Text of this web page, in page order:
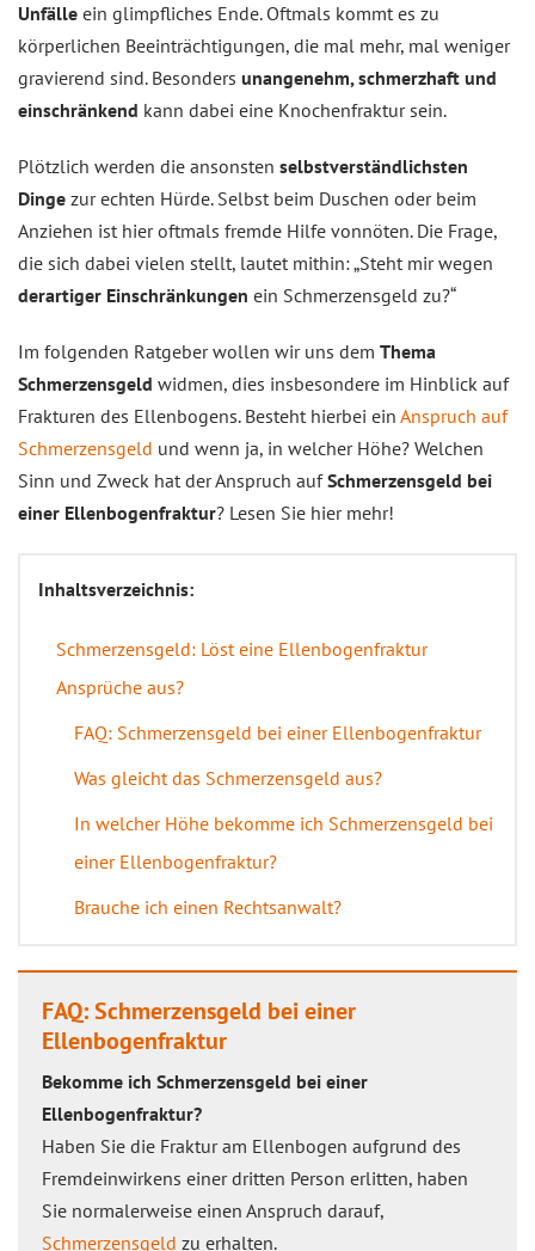
Unfälle ein glimpfliches Ende. Oftmals kommt es zu
körperlichen Beeinträchtigungen, die mal mehr, mal weniger
gravierend sind. Besonders unangenehm, schmerzhaft und
einschränkend kann dabei eine Knochenfraktur sein.
Plötzlich werden die ansonsten selbstverständlichsten
Dinge zur echten Hürde. Selbst beim Duschen oder beim
Anziehen ist hier oftmals fremde Hilfe vonnöten. Die Frage,
die sich dabei vielen stellt, lautet mithin: „Steht mir wegen
derartiger Einschränkungen ein Schmerzensgeld zu?“
Im folgenden Ratgeber wollen wir uns dem Thema
Schmerzensgeld widmen, dies insbesondere im Hinblick auf
Frakturen des Ellenbogens. Besteht hierbei ein Anspruch auf
Schmerzensgeld und wenn ja, in welcher Höhe? Welchen
Sinn und Zweck hat der Anspruch aufSchmerzensgeld bei
einer Ellenbogenfraktur? Lesen Sie hier mehr!
Inhaltsverzeichnis:
Schmerzensgeld: Löst eine Ellenbogenfraktur
Ansprüche aus?
FAQ: Schmerzensgeld bei einer Ellenbogenfraktur
Was gleicht das Schmerzensgeld aus?
In welcher Höhe bekomme ich Schmerzensgeld bei
einer Ellenbogenfraktur?
Brauche ich einen Rechtsanwalt?
FAQ: Schmerzensgeld bei einer
Ellenbogenfraktur
Bekomme ich Schmerzensgeld bei einer
Ellenbogenfraktur?
Haben Sie die Fraktur am Ellenbogen aufgrund des
Fremdeinwirkens einer dritten Person erlitten, haben
Sie normalerweise einen Anspruch darauf,
Schmerzensgeld zu erhalten.